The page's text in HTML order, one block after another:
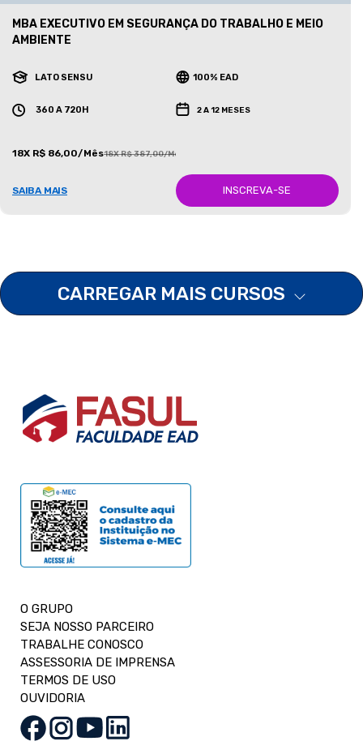
MBA EXECUTIVO EM SEGURANÇA DO TRABALHO E MEIO
AMBIENTE
LATO SENSU 100% EAD
360 A 720H 2 A 12 MESES
18X R$ 86,00/Mês18X R$ 387,00/Mês
SAIBA MAIS INSCREVA-SE
CARREGAR MAIS CURSOS
O GRUPO
SEJA NOSSO PARCEIRO
TRABALHE CONOSCO
ASSESSORIA DE IMPRENSA
TERMOS DE USO
OUVIDORIA